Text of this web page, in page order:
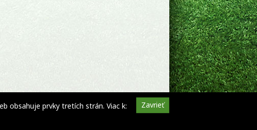
Zavrieť
obsahuje prvky tretích strán. Viac k: